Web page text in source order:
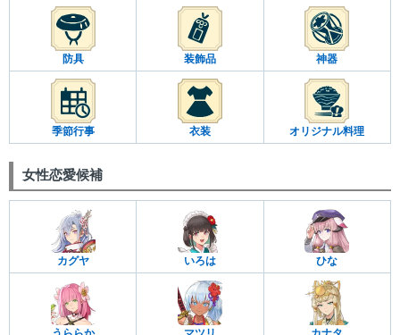
防具 装飾品 神器
季節行事 衣装 オリジナル料理
女性恋愛候補
カグヤ いろは ひな